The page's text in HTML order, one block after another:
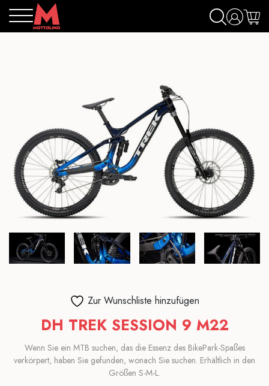
Zur Wunschliste hinzufügen
DH TREK SESSION 9 M22
Wenn Sie ein MTB suchen, das die Essenz des BikePark-Spaßes
verkörpert, haben Sie gefunden, wonach Sie suchen. Erhältlich in den
Größen S-M-L.